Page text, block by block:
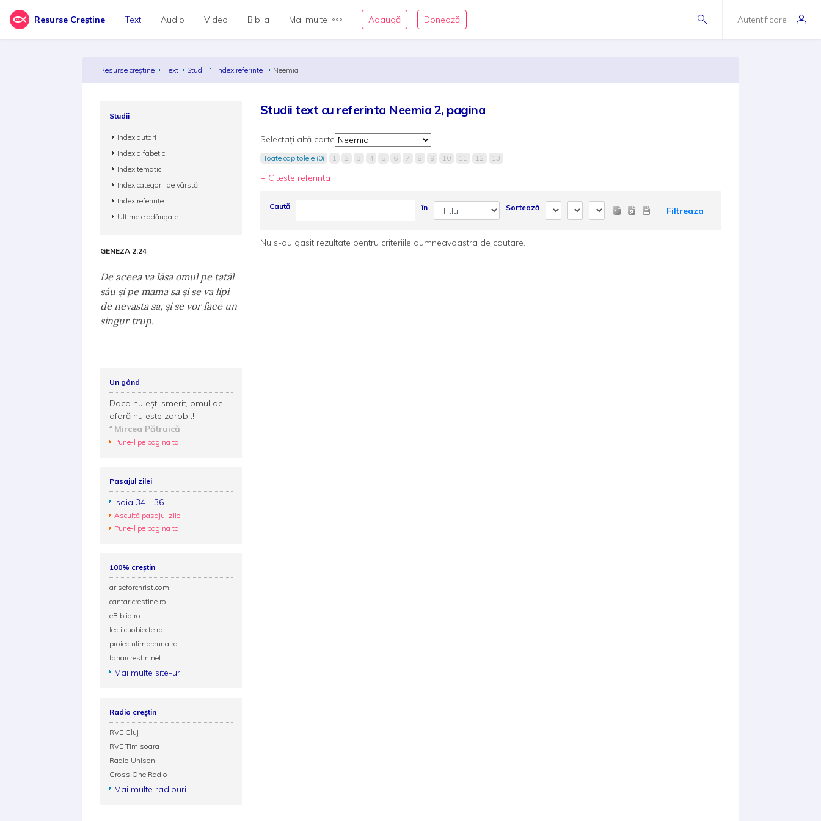
Resurse Creștine Autentificare
Text Audio Video Biblia Mai multe Adaugă Donează
Resurse creștine Text Studii Index referinte Neemia
Studii text cu referinta Neemia 2, pagina
Selectați altă carte
Toate capitolele (0) 1 2 3 4 5 6 7 8 9 10 11 12 13
+ Citeste referinta
Caută în Sortează Filtreaza
Nu s-au gasit rezultate pentru criteriile dumneavoastra de cautare.
Studii
Index autori
Index alfabetic
Index tematic
Index categorii de vârstă
Index referințe
Ultimele adăugate
GENEZA 2:24
De aceea va lăsa omul pe tatăl
său şi pe mama sa şi se va lipi
de nevasta sa, şi se vor face un
singur trup.
Un gând
Daca nu eşti smerit, omul de
afară nu este zdrobit!
Mircea Pătruică
Pune-l pe pagina ta
Pasajul zilei
Isaia 34 - 36
Ascultă pasajul zilei
Pune-l pe pagina ta
100% creștin
ariseforchrist.com
cantaricrestine.ro
eBiblia.ro
lectiicuobiecte.ro
proiectulimpreuna.ro
tanarcrestin.net
Mai multe site-uri
Radio creștin
RVE Cluj
RVE Timisoara
Radio Unison
Cross One Radio
Mai multe radiouri